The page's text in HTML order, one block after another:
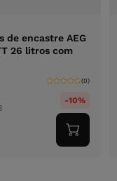
de encastre AEG
26 litros com
(0)
-10%
ao